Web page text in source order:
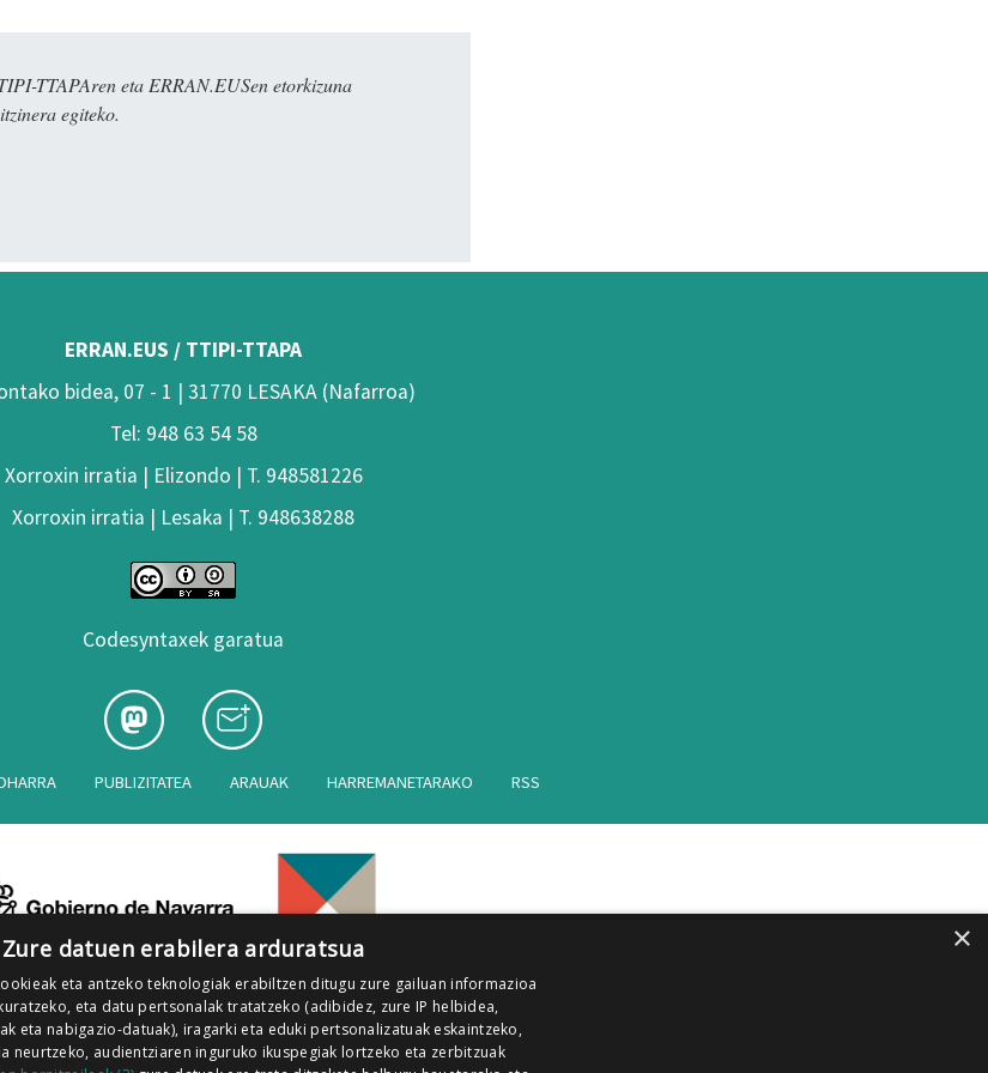
TTAPAren eta ERRAN.EUSen etorkizuna
egiteko.
ERRAN.EUS / TTIPI-TTAPA
bidea, 07 - 1 | 31770 LESAKA (Nafarroa)
Tel: 948 63 54 58
Xorroxin irratia | Elizondo | T. 948581226
Xorroxin irratia | Lesaka | T. 948638288
Codesyntaxek garatua
PUBLIZITATEA ARAUAK HARREMANETARAKO RSS
×
Zure datuen erabilera arduratsua
eta antzeko teknologiak erabiltzen ditugu zure gailuan informazioa
eta datu pertsonalak tratatzeko (adibidez, zure IP helbidea,
eta nabigazio-datuak), iragarki eta eduki pertsonalizatuak eskaintzeko,
neurtzeko, audientziaren inguruko ikuspegiak lortzeko eta zerbitzuak